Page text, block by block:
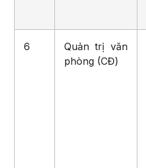
6
Quản trị văn
phòng (CĐ)